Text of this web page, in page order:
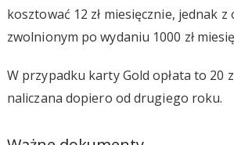
kosztować 12 zł miesięcznie, jednak z
zwolnionym po wydaniu 1000 zł
W przypadku karty Gold opłata to 20
naliczana dopiero od drugiego roku.